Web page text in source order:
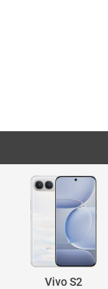
Vivo S2